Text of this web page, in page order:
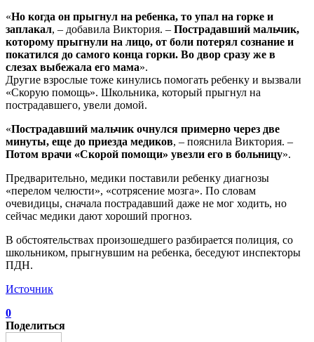
«Но когда он прыгнул на ребенка, то упал на горке и
заплакал, – добавила Виктория. – Пострадавший мальчик,
которому прыгнули на лицо, от боли потерял сознание и
покатился до самого конца горки. Во двор сразу же в
слезах выбежала его мама».
Другие взрослые тоже кинулись помогать ребенку и вызвали
«Скорую помощь». Школьника, который прыгнул на
пострадавшего, увели домой.
«Пострадавший мальчик очнулся примерно через две
минуты, еще до приезда медиков, – пояснила Виктория. –
Потом врачи «Скорой помощи» увезли его в больницу».
Предварительно, медики поставили ребенку диагнозы
«перелом челюсти», «сотрясение мозга». По словам
очевидицы, сначала пострадавший даже не мог ходить, но
сейчас медики дают хороший прогноз.
В обстоятельствах произошедшего разбирается полиция, со
школьником, прыгнувшим на ребенка, беседуют инспекторы
ПДН.
Источник
0
Поделиться